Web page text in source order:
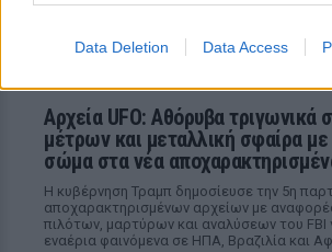
Data Deletion Data Access
Αρχεία UFO: Αθόρυβα τριγωνικά
μέτρων και μεταλλική σφαίρα
σώμα στα νέα
Η κυβέρνηση Τραμπ δημοσίευσε την 5η
αποχαρακτηρισμένων αρχείων με
πιλότων, μαρτύρων και αναλύσεων του FBI
εναέρια φαινόμενα σε ΗΠΑ, Βραζιλία και